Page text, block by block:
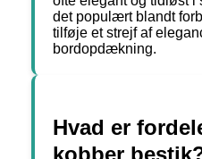
det populært blandt
tilføje et strejf af
bordopdækning.
Hvad er